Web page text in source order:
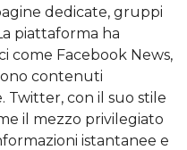
dedicate, gruppi
piattaforma ha
come Facebook News,
contenuti
Twitter, con il suo stile
il mezzo privilegiato
istantanee e